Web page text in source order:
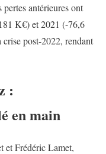
antérieures ont
K€) et 2021 (-76,6
post-2022, rendant
:
en main
et Frédéric Lamet,